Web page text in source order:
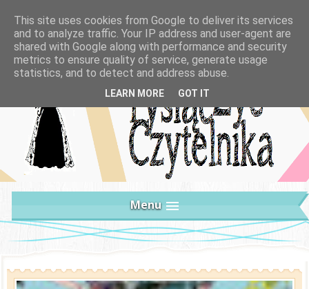
Menu
This site uses cookies from Google to deliver its services
and to analyze traffic. Your IP address and user-agent are
shared with Google along with performance and security
metrics to ensure quality of service, generate usage
statistics, and to detect and address abuse.
LEARN MORE GOT IT